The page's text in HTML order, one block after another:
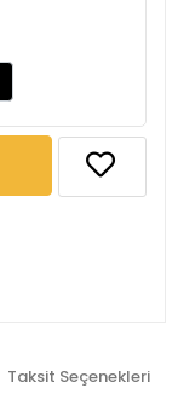
Taksit Seçenekleri